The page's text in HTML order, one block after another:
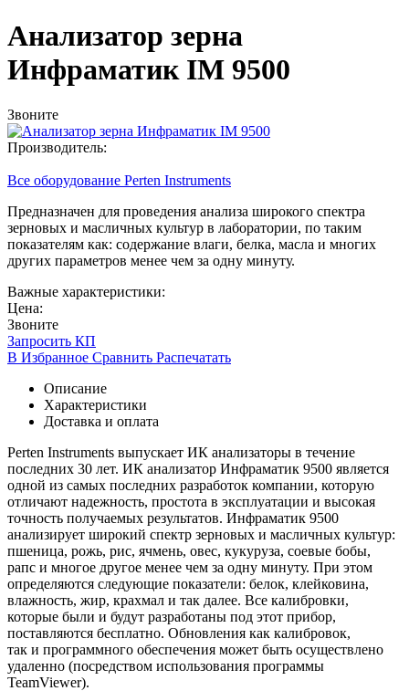
Анализатор зерна
Инфраматик IM 9500
Звоните
Производитель:
Все оборудование Perten Instruments
Предназначен для проведения анализа широкого спектра
зерновых и масличных культур в лаборатории, по таким
показателям как: содержание влаги, белка, масла и многих
других параметров менее чем за одну минуту.
Важные характеристики:
Цена:
Звоните
Запросить КП
В Избранное Сравнить Распечатать
Описание
Характеристики
Доставка и оплата
Perten Instruments выпускает ИК анализаторы в течение
последних 30 лет. ИК анализатор Инфраматик 9500 является
одной из самых последних разработок компании, которую
отличают надежность, простота в эксплуатации и высокая
точность получаемых результатов. Инфраматик 9500
анализирует широкий спектр зерновых и масличных культур:
пшеница, рожь, рис, ячмень, овес, кукуруза, соевые бобы,
рапс и многое другое менее чем за одну минуту. При этом
определяются следующие показатели: белок, клейковина,
влажность, жир, крахмал и так далее. Все калибровки,
которые были и будут разработаны под этот прибор,
поставляются бесплатно. Обновления как калибровок,
так и программного обеспечения может быть осуществлено
удаленно (посредством использования программы
TeamViewer).